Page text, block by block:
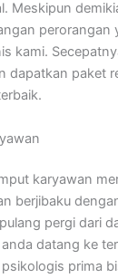
Meskipun
perorangan
kami.
dapatkan paket
karyawan
berjibaku
pergi dari
datang ke
prima